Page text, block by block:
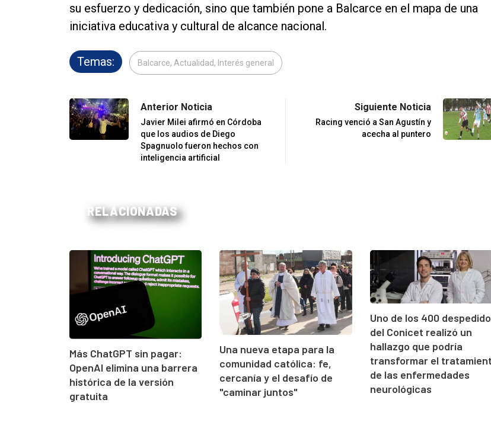
su esfuerzo y dedicación, sino que también pone a Balcarce en el mapa de una
iniciativa educativa y cultural de alcance nacional.
Temas: Balcarce, Actualidad, Interés general
Anterior Noticia
Javier Milei afirmó en Córdoba
que los audios de Diego
Spagnuolo fueron hechos con
inteligencia artificial
Siguiente Noticia
Racing venció a San Agustín y
acecha al puntero
RELACIONADAS
Más ChatGPT sin pagar:
OpenAI elimina una barrera
histórica de la versión
gratuita
Una nueva etapa para la
comunidad católica: fe,
cercanía y el desafío de
"caminar juntos"
Uno de los 400
del Conicet realizó un
hallazgo que podría
transformar el
de las enfermedades
neurológicas